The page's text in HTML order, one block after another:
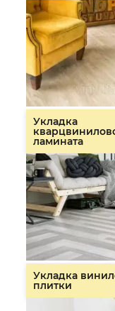
Укладка
ламината
Укладка
плитки